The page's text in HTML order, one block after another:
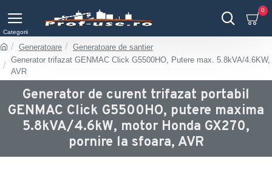
0
Generatoare
Generatoare de santier
Generator trifazat GENMAC Click G5500HO, Putere max. 5.8kVA/4.6KW,
AVR
Generator de curent trifazat portabil
GENMAC Click G5500HO, putere maxima
5.8kVA/4.6kW, motor Honda GX270,
pornire la sfoara, AVR